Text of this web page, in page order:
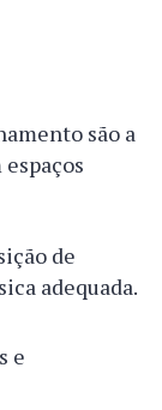
são a
de
adequada.
e